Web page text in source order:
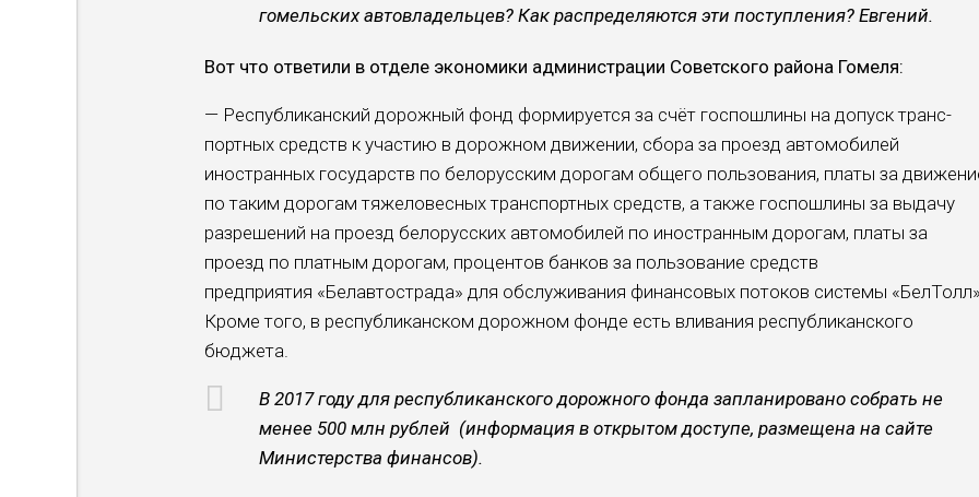
гомельских автовладельцев? Как рас­пределяются эти поступления? Евгений.
Вот что ответили в отделе экономики администрации Советского района Гомеля:
— Республи­канский дорожный фонд формируется за счёт госпошлины на допуск транс­
портных средств к участию в дорожном движении, сбора за проезд автомоби­лей
иностранных государств по белорусским дорогам об­щего пользования, платы за
по таким дорогам тяжеловесных транспортных средств, а также госпошлины за выда­чу
разрешений на проезд бе­лорусских автомобилей по иностранным дорогам, пла­ты за
проезд по платным до­рогам, процентов банков за пользование средств
предприятия «Белавтострада» для обслу­живания финансовых пото­ков системы
Кро­ме того, в республиканском дорожном фонде есть вливания ре­спубликанского
бюджета.
В 2017 году для республиканского дорожного фонда запланировано собрать не
менее 500 млн рублей (информация в открытом доступе, размещена на сайте
Министерства финансов).